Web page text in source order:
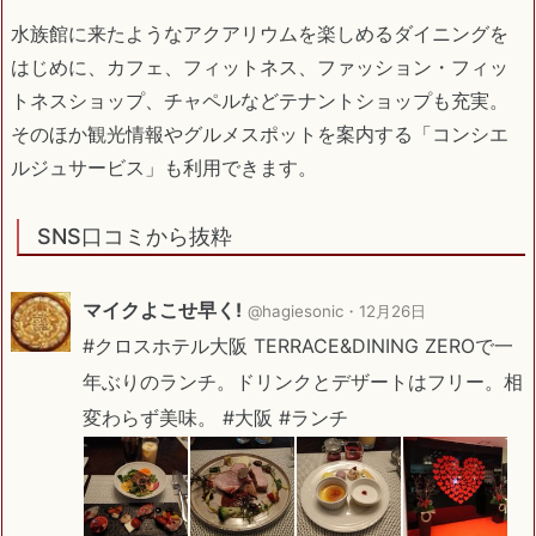
水族館に来たようなアクアリウムを楽しめるダイニングを
はじめに、カフェ、フィットネス、ファッション・フィッ
トネスショップ、チャペルなどテナントショップも充実。
そのほか観光情報やグルメスポットを案内する「コンシエ
ルジュサービス」も利用できます。
SNS口コミから抜粋
マイクよこせ早く! @hagiesonic・ 12月26日
#クロスホテル大阪 TERRACE&DINING ZEROで一
年ぶりのランチ。ドリンクとデザートはフリー。相
変わらず美味。 #大阪 #ランチ